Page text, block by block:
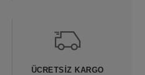
ÜCRETSIZ KARGO